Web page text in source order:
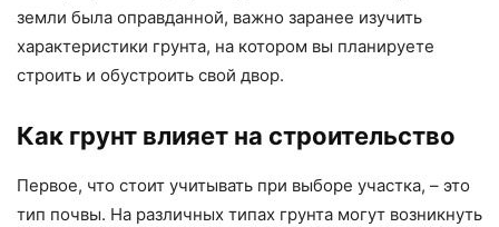
земли была оправданной, важно заранее изучить
характеристики грунта, на котором вы планируете
строить и обустроить свой двор.
Как грунт влияет на строительство
Первое, что стоит учитывать при выборе участка, – это
тип почвы. На различных типах грунта могут возникнуть